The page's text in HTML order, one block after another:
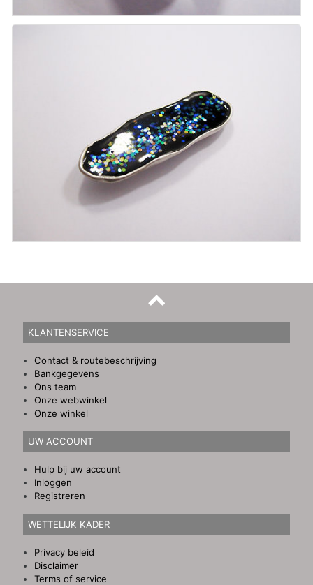
KLANTENSERVICE
Contact & routebeschrijving
Bankgegevens
Ons team
Onze webwinkel
Onze winkel
UW ACCOUNT
Hulp bij uw account
Inloggen
Registreren
WETTELIJK KADER
Privacy beleid
Disclaimer
Terms of service